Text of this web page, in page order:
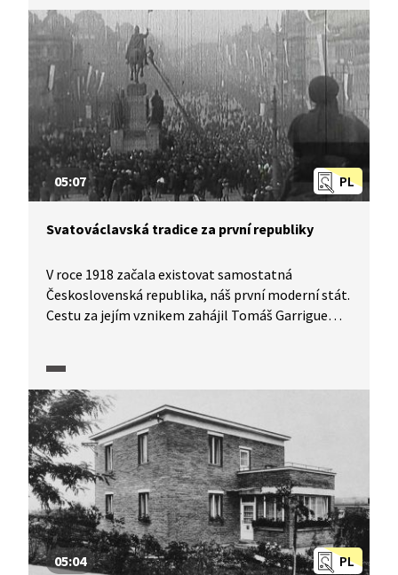
PL
05:07
Svatováclavská tradice za první republiky
V roce 1918 začala existovat samostatná
Československá republika, náš první moderní stát.
Cestu za jejím vznikem zahájil Tomáš Garrigue
se milénium smrti svatého Václava přineslo první
republice otázku, jak se s oběma tradicemi,
husovskou i svatováclavskou, vypořádat. A ke které
z nich se nový stát má hlásit?
PL
05:04